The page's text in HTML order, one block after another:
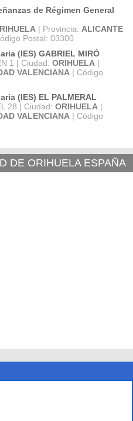
de Régimen General
| Provincia: ALICANTE
Postal: 03300
(IES) GABRIEL MIRÓ
1 | Ciudad: ORIHUELA |
VALENCIANA | Código
(IES) EL PALMERAL
28 | Ciudad: ORIHUELA |
VALENCIANA | Código
DE ORIHUELA ESPAÑA